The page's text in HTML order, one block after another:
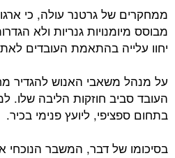
ממחקרים של גרטנר עולה, כי
מבוסס מיומנויות גנריות ולא
יחוו עלייה בהתאמת העובדים
על מנהל משאבי האנוש להגדיר
העובד סביב חוזקות הליבה שלו.
בתחום ספציפי, ליועץ פנימי בכיר.
בסיכומו של דבר, המשבר הנוכחי